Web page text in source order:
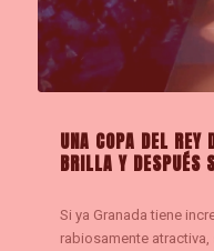
UNA COPA DEL REY
BRILLA Y DESPUÉS
Si ya Granada tiene
rabiosamente